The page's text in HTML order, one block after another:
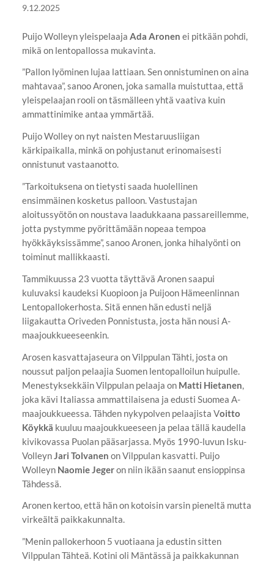
9.12.2025
Puijo Wolleyn yleispelaaja Ada Aronen ei pitkään pohdi,
mikä on lentopallossa mukavinta.
”Pallon lyöminen lujaa lattiaan. Sen onnistuminen on aina
mahtavaa”, sanoo Aronen, joka samalla muistuttaa, että
yleispelaajan rooli on täsmälleen yhtä vaativa kuin
ammattinimike antaa ymmärtää.
Puijo Wolley on nyt naisten Mestaruusliigan
kärkipaikalla, minkä on pohjustanut erinomaisesti
onnistunut vastaanotto.
”Tarkoituksena on tietysti saada huolellinen
ensimmäinen kosketus palloon. Vastustajan
aloitussyötön on noustava laadukkaana passareillemme,
jotta pystymme pyörittämään nopeaa tempoa
hyökkäyksissämme”, sanoo Aronen, jonka hihalyönti on
toiminut mallikkaasti.
Tammikuussa 23 vuotta täyttävä Aronen saapui
kuluvaksi kaudeksi Kuopioon ja Puijoon Hämeenlinnan
Lentopallokerhosta. Sitä ennen hän edusti neljä
liigakautta Oriveden Ponnistusta, josta hän nousi A-
maajoukkueeseenkin.
Arosen kasvattajaseura on Vilppulan Tähti, josta on
noussut paljon pelaajia Suomen lentopalloilun huipulle.
Menestyksekkäin Vilppulan pelaaja on Matti Hietanen
joka kävi Italiassa ammattilaisena ja edusti Suomea A-
maajoukkueessa. Tähden nykypolven pelaajista Voitto
Köykkä kuuluu maajoukkueeseen ja pelaa tällä kaudella
kivikovassa Puolan pääsarjassa. Myös 1990-luvun Isku-
Volleyn Jari Tolvanen on Vilppulan kasvatti. Puijo
Wolleyn Naomie Jegeron niin ikään saanut ensioppinsa
Tähdessä.
Aronen kertoo, että hän on kotoisin varsin pieneltä mutta
virkeältä paikkakunnalta.
”Menin pallokerhoon 5 vuotiaana ja edustin sitten
Vilppulan Tähteä. Kotini oli Mäntässä ja paikkakunnan